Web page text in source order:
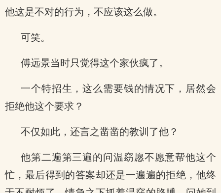
他这是不对的行为，不应该这么做。
可笑。
傅远景当时只觉得这个家伙疯了。
一个特招生，这么需要钱的情况下，居然会
拒绝他这个要求？
不仅如此，还言之凿凿的教训了他？
他第二遍第三遍的问温窈愿不愿意帮他这个
忙，最后得到的答案却还是一遍遍的拒绝，他终